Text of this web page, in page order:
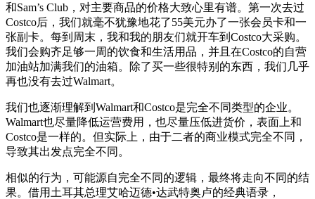
和Sam’s Club，对主要商品的价格大致心里有谱。第一次去过
Costco后，我们就毫不犹豫地花了55美元办了一张会员卡和一
张副卡。每到周末，我和我的朋友们就开车到Costco大采购。
我们会购齐足够一周的饮食和生活用品，并且在Costco的自营
加油站加满我们的油箱。除了买一些很特别的东西，我们几乎
再也没有去过Walmart。
我们也逐渐理解到Walmart和Costco是完全不同类型的企业。
Walmart也尽量降低运营费用，也尽量压低进货价，表面上和
Costco是一样的。但实际上，由于二者的商业模式完全不同，
导致其出发点完全不同。
相似的行为，可能源自完全不同的逻辑，最终将走向不同的结
果。借用土耳其总理艾哈迈德•达武特奥卢的经典语录，